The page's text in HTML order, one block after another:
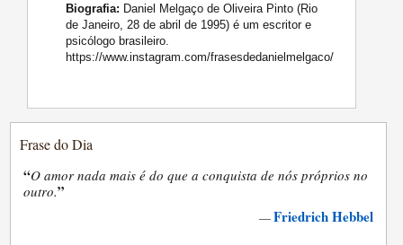
Biografia: Daniel Melgaço de Oliveira Pinto (Rio
de Janeiro, 28 de abril de 1995) é um escritor e
psicólogo brasileiro.
https://www.instagram.com/frasesdedanielmelgaco/
Frase do Dia
“O amor nada mais é do que a conquista de nós próprios no
outro.”
—Friedrich Hebbel